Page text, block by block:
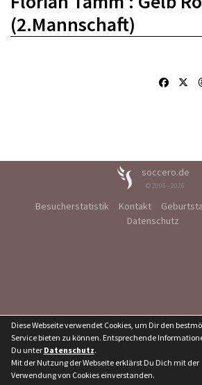
(2.Mannschaft)
soccero.de
© 2006 - 2026
Besucherstatistik Kontakt
Datenschutz
Diese Webseite verwendet Cookies, um Dir den
Service bieten zu können. Entsprechende
Du unter Datenschutz.
Mit der Nutzung der Webseite erklärst Du Dich mit der
Verwendung von Cookies einverstanden.